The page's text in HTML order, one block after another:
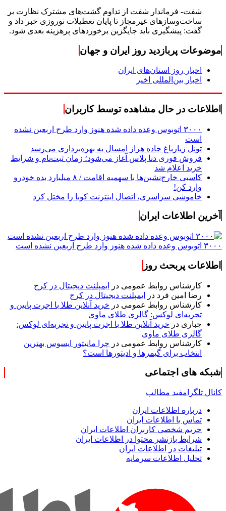
شفت- فرماندار شفت از تداوم گشت‌های مشترک نظارت بر
ساخت‌وسازهای غیرمجاز تا پایان تعطیلات نوروزی خبر داد و
گفت: پیشگیری باید جایگزین برخوردهای پرهزینه بعدی شود.
موضوعات پربازدید روز ایران و جهان
اخبار روز استان‌های ایران
اخبار بین‌المللی اخیر
اطلاعات در حال مشاهده توسط کاربران
۳۰۰۰ اتوبوس وعده داده شده هنوز وارد طرح اربعین نشده
است
تونل زیارباغ جاده هراز امسال به بهره‌برداری می‌رسد
فروش فوری دنا پلاس آغاز می‌شود؛ زمان ثبت‌نام و شرایط
خرید اعلام شد
کاسبی خارج‌نشین‌ها با سهمیه اقامت / ۸ میلیارد بده خودرو
وارد کن!
خاموشی سراسری، اتصال اینترنت کوبا را مختل کرد
آخرین اطلاعات ایران
۳۰۰۰ اتوبوس وعده داده شده هنوز وارد طرح اربعین نشده است
اطلاعات پربحث روز
کارشناس روابط عمومی در
ایمپلنت دیجیتال در کرج
رضا امین فرد در
ایمپلنت دیجیتال در کرج
کارشناس روابط عمومی در خرید آنلاین طلا با اجرت پایین و
تجربه‌ای لوکس: گالری طلای ماوی
جباری در خرید آنلاین طلا با اجرت پایین و تجربه‌ای لوکس:
گالری طلای ماوی
کارشناس روابط عمومی در چرا مانیتور ایسوس بهترین
انتخاب برای گیمرها و ادیتورها است؟
شبکه های اجتماعی
کانال تلگرامفید مطالب
درباره اطلاعات ایران
تماس با اطلاعات ایران
حریم شخصی کاربران اطلاعات ایران
شرایط بازنشر محتوا در اطلاعات ایران
تبلیغات در اطلاعات ایران
تحلیل اطلاعات سرمایه